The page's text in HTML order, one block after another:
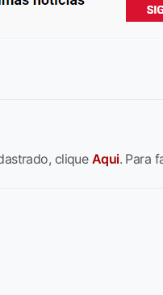
cliqueAqui. Para